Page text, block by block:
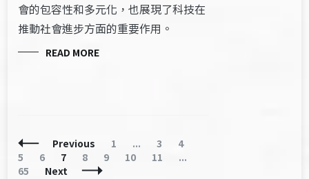
會的包容性和多元化，也展現了科技在
推動社會進步方面的重要作用。
READ MORE
Posts
Navigation
Previous Page
1 ... Page
3 Page
4
5
Page
6 Page
7 Page
8 Page
9 Page
10 Page
11 ...
65
Next